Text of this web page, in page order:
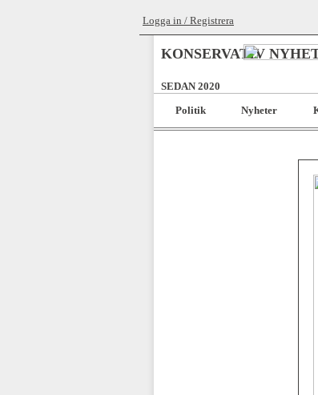
Logga in / Registrera
KONSERVATIV
SEDAN 2020
Politik
Nyheter